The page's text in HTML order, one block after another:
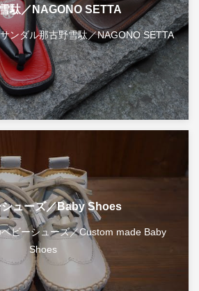
駄／NAGONO SETTA
ンダル那古野雪駄／NAGONO SETTA
ューズ／Baby Shoes
ビーシューズ／Custom made Baby
Shoes